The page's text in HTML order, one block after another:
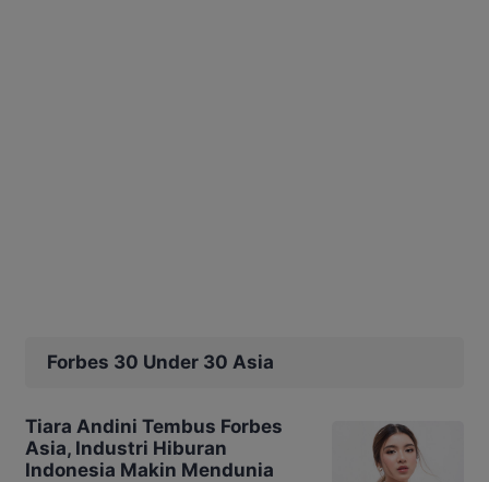
Forbes 30 Under 30 Asia
Tiara Andini Tembus Forbes
Asia, Industri Hiburan
Indonesia Makin Mendunia